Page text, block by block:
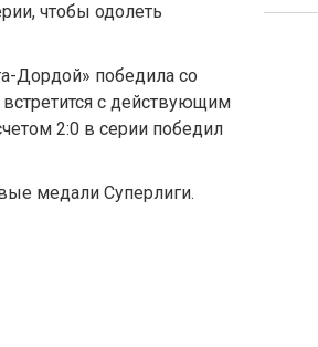
чтобы одолеть
Дордой» победила со
с действующим
2:0 в серии победил
медали Суперлиги.